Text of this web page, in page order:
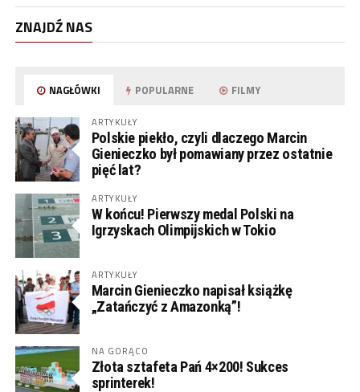
ZNAJDŹ NAS
NAGŁÓWKI POPULARNE FILMY
ARTYKUŁY
Polskie piekło, czyli dlaczego Marcin
Gienieczko był pomawiany przez ostatnie
pięć lat?
ARTYKUŁY
W końcu! Pierwszy medal Polski na
Igrzyskach Olimpijskich w Tokio
ARTYKUŁY
Marcin Gienieczko napisał książkę
„Zatańczyć z Amazonką”!
NA GORĄCO
Złota sztafeta Pań 4×200! Sukces
sprinterek!